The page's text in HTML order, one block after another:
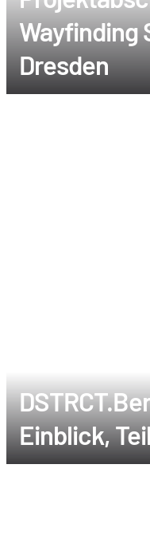
Wayfinding
Dresden
Einblick,